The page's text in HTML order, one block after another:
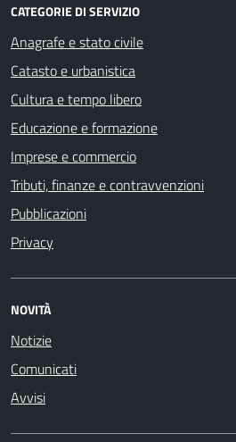
CATEGORIE DI SERVIZIO
Anagrafe e stato civile
Catasto e urbanistica
Cultura e tempo libero
Educazione e formazione
Imprese e commercio
Tributi, finanze e contravvenzioni
Pubblicazioni
Privacy
NOVITÀ
Notizie
Comunicati
Avvisi